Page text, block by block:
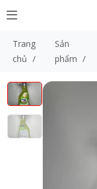
Trang
chủ /
Sản
phẩm /